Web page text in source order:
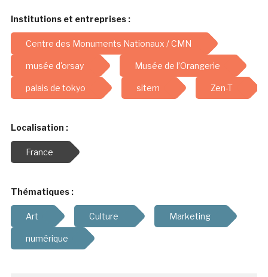
Institutions et entreprises :
Centre des Monuments Nationaux / CMN
musée d'orsay Musée de l’Orangerie
palais de tokyo sitem Zen-T
Localisation :
France
Thématiques :
Art Culture Marketing
numérique